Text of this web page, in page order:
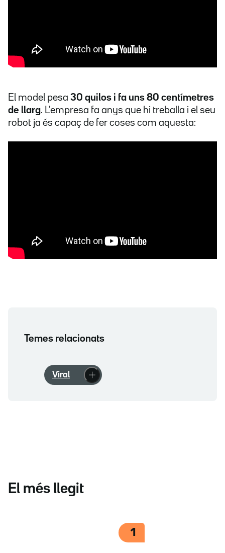
El model pesa 30 quilos i fa uns 80 centímetres
de llarg. L'empresa fa anys que hi treballa i el seu
robot ja és capaç de fer coses com aquesta:
Temes relacionats
Viral
El més llegit
1